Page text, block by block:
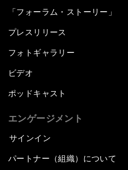
「フォーラム・ストーリー」
プレスリリース
フォトギャラリー
ビデオ
ポッドキャスト
エンゲージメント
サインイン
パートナー（組織）について